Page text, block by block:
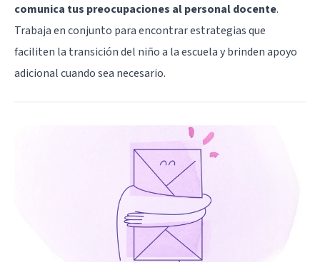
comunica tus preocupaciones al personal docente.
Trabaja en conjunto para encontrar estrategias que
faciliten la transición del niño a la escuela y brinden apoyo
adicional cuando sea necesario.